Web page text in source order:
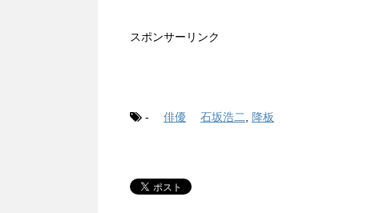
スポンサーリンク
- 俳優 石坂浩二 降板